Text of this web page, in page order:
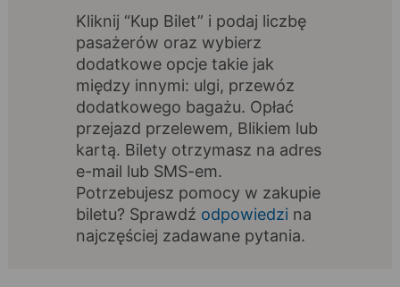
Kliknij “Kup Bilet” i podaj liczbę
pasażerów oraz wybierz
dodatkowe opcje takie jak
między innymi: ulgi, przewóz
dodatkowego bagażu. Opłać
przejazd przelewem, Blikiem lub
kartą. Bilety otrzymasz na adres
e-mail lub SMS-em.
Potrzebujesz pomocy w zakupie
biletu? Sprawdź odpowiedzi na
najczęściej zadawane pytania.